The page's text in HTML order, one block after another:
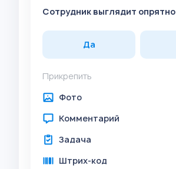
Сотрудник выглядит опрятно
Да
Прикрепить
Фото
Комментарий
Задача
Штрих-код